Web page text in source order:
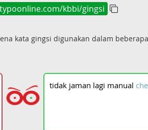
kbbi/gingsi
kata gingsi digunakan dalam
tidak jaman lagi manual